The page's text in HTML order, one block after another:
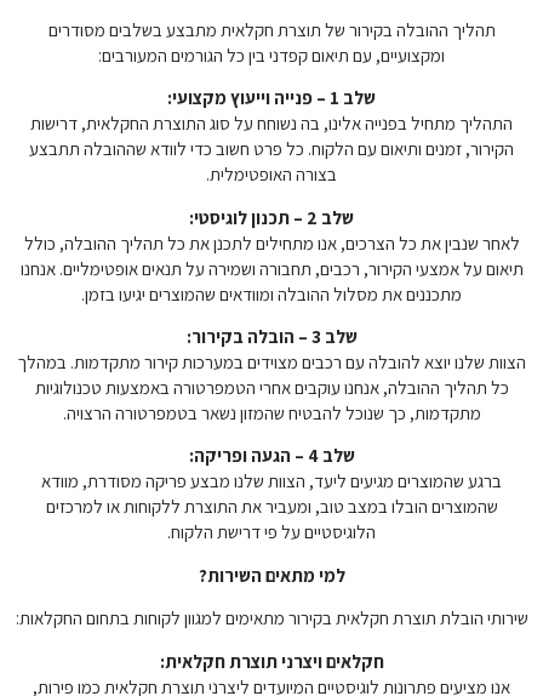
תהליך ההובלה בקירור של תוצרת חקלאית מתבצע בשלבים מסודרים
ומקצועיים, עם תיאום קפדני בין כל הגורמים המעורבים:
שלב 1 – פנייה וייעוץ מקצועי:
התהליך מתחיל בפנייה אלינו, בה נשוחח על סוג התוצרת החקלאית, דרישות
הקירור, זמנים ותיאום עם הלקוח. כל פרט חשוב כדי לוודא שההובלה תתבצע
בצורה האופטימלית.
שלב 2 – תכנון לוגיסטי:
לאחר שנבין את כל הצרכים, אנו מתחילים לתכנן את כל תהליך ההובלה, כולל
תיאום על אמצעי הקירור, רכבים, תחבורה ושמירה על תנאים אופטימליים. אנחנו
מתכננים את מסלול ההובלה ומוודאים שהמוצרים יגיעו בזמן.
שלב 3 – הובלה בקירור:
הצוות שלנו יוצא להובלה עם רכבים מצוידים במערכות קירור מתקדמות. במהלך
כל תהליך ההובלה, אנחנו עוקבים אחרי הטמפרטורה באמצעות טכנולוגיות
מתקדמות, כך שנוכל להבטיח שהמזון נשאר בטמפרטורה הרצויה.
שלב 4 – הגעה ופריקה:
ברגע שהמוצרים מגיעים ליעד, הצוות שלנו מבצע פריקה מסודרת, מוודא
שהמוצרים הובלו במצב טוב, ומעביר את התוצרת ללקוחות או למרכזים
הלוגיסטיים על פי דרישת הלקוח.
למי מתאים השירות?
שירותי הובלת תוצרת חקלאית בקירור מתאימים למגוון לקוחות בתחום החקלאות:
חקלאים ויצרני תוצרת חקלאית:
אנו מציעים פתרונות לוגיסטיים המיועדים ליצרני תוצרת חקלאית כמו פירות,